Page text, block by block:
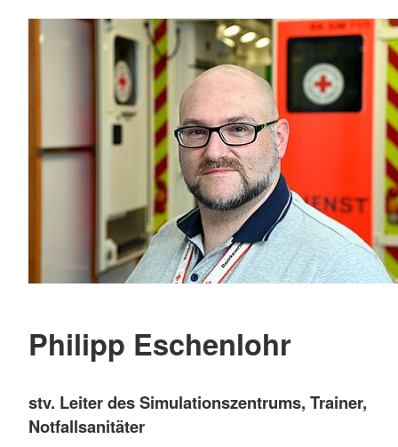
Philipp Eschenlohr
stv. Leiter des Simulationszentrums, Trainer,
Notfallsanitäter